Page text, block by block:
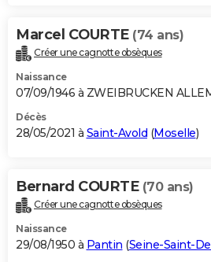
Marcel COURTE (74 ans)
Créer une cagnotte obsèques
Naissance
07/09/1946 à ZWEIBRUCKEN
Décès
28/05/2021 à Saint-Avold (Moselle)
Bernard COURTE (70 ans)
Créer une cagnotte obsèques
Naissance
29/08/1950 à Pantin (Seine-Saint-